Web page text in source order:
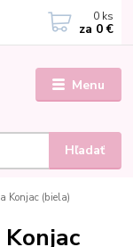
Menu
Hľadať
0 ks
za 0 €
Konjac (biela)